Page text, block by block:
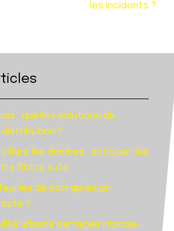
les incidents ?
: quelles solutions de
?
les dombes : anticiper les
flotte auto
de soin après un
?
urbaine partagée impose-